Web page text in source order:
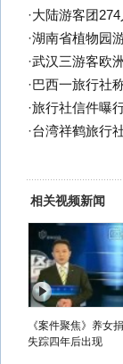
·大陆游客团
·湖南省植物园
·武汉三游客欧
·巴西一旅行社
·旅行社信件曝
·台湾祥鹤旅行
相关视频新闻
《案件聚焦》养女
失踪四年后出现